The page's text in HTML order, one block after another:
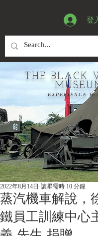
登
THE BLACK
EXPERIENCE
蒸汽機車解說，
鐵員工訓練中心
2022年8月14日 讀畢需時 10 分鐘